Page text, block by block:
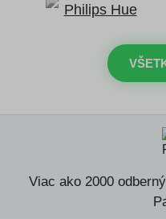
Viac ako 2000